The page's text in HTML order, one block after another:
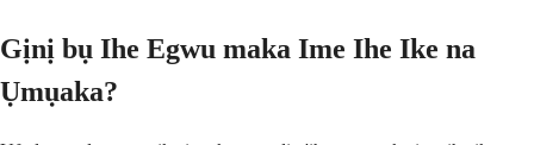
Gịnị bụ Ihe Egwu maka Ime Ihe Ike na
Ụmụaka?